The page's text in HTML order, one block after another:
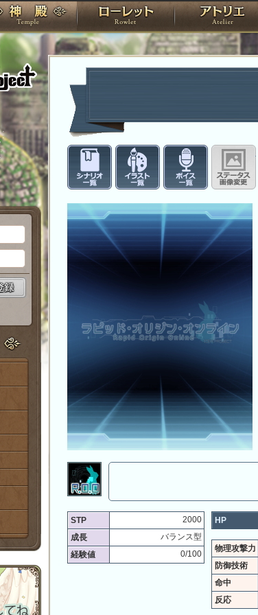
神殿 ローレット
シナリオ一覧イラスト一覧ボイス一覧
STP
2000
成長
バランス型
経験値
0/100
HP
物理攻撃力
防御技術
命中
反応